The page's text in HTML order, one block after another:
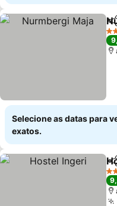
2
Selecione as datas para
exatos.
3